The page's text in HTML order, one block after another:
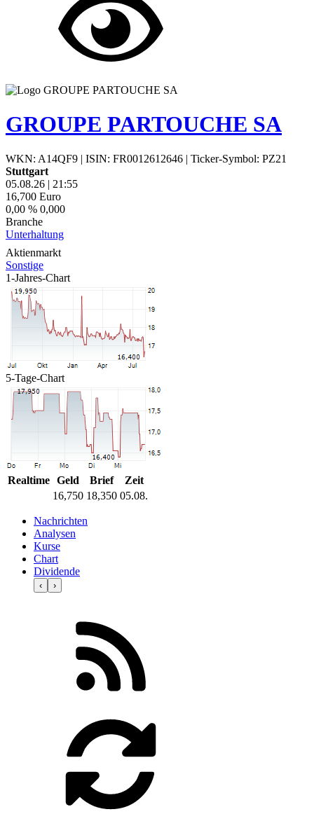
GROUPE PARTOUCHE SA
WKN: A14QF9 | ISIN: FR0012612646 | Ticker-Symbol: PZ21
Stuttgart
05.08.26 | 21:55
16,700 Euro
0,00 % 0,000
Branche
Unterhaltung
Aktienmarkt
Sonstige
1-Jahres-Chart
5-Tage-Chart
Realtime Geld Brief
Zeit
16,750 18,350 05.08.
Nachrichten
Analysen
Kurse
Chart
Dividende
‹ ›